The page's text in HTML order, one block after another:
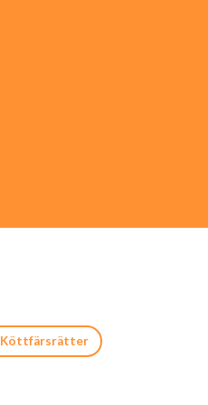
Köttfärsrätter